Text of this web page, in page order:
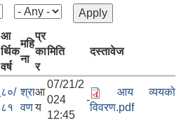
आ
र्थिक
वर्ष
महि
ना
प्र
का
र
मिति दस्तावेज
८०/
८१
श्रा
वण
आ
य
07/21/2
024 -
12:45
आय व्ययको
विवरण.pdf